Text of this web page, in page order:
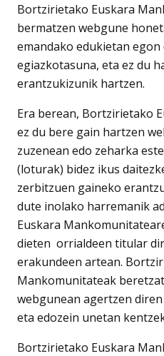
Bortzirietako Euskara
bermatzen webgune
emandako edukietan
egiazkotasuna, eta ez du
erantzukizunik hartzen.
Era berean, Bortzirietako
ez du bere gain hartzen
zuzenean edo zeharka
(loturak) bidez ikus
zerbitzuen gaineko
dute inolako harremanik
Euskara
dieten orrialdeen titular
erakundeen artean.
Mankomunitateak
webgunean agertzen
eta edozein unetan
Bortzirietako Euskara